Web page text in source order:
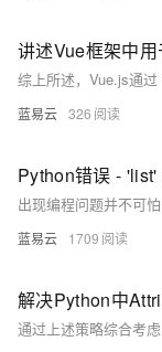
蓝易云 326
蓝易云 1709